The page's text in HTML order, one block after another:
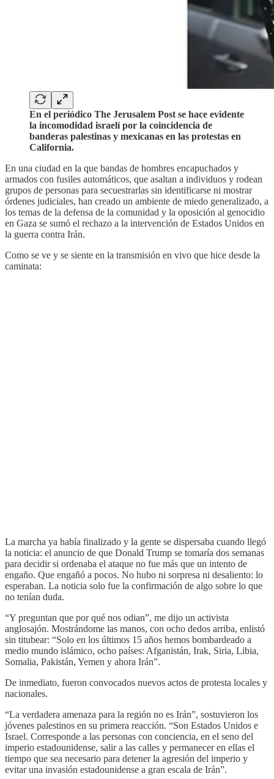
En el periódico The Jerusalem Post se hace evidente
la incomodidad israelí por la coincidencia de
banderas palestinas y mexicanas en las protestas en
California.
En una ciudad en la que bandas de hombres encapuchados y
armados con fusiles automáticos, que asaltan a individuos y rodean
grupos de personas para secuestrarlas sin identificarse ni mostrar
órdenes judiciales, han creado un ambiente de miedo generalizado, a
los temas de la defensa de la comunidad y la oposición al genocidio
en Gaza se sumó el rechazo a la intervención de Estados Unidos en
la guerra contra Irán.
Como se ve y se siente en la transmisión en vivo que hice desde la
caminata:
La marcha ya había finalizado y la gente se dispersaba cuando llegó
la noticia: el anuncio de que Donald Trump se tomaría dos semanas
para decidir si ordenaba el ataque no fue más que un intento de
engaño. Que engañó a pocos. No hubo ni sorpresa ni desaliento: lo
esperaban. La noticia solo fue la confirmación de algo sobre lo que
no tenían duda.
“Y preguntan que por qué nos odian”, me dijo un activista
anglosajón. Mostrándome las manos, con ocho dedos arriba, enlistó
sin titubear: “Solo en los últimos 15 años hemos bombardeado a
medio mundo islámico, ocho países: Afganistán, Irak, Siria, Libia,
Somalia, Pakistán, Yemen y ahora Irán”.
De inmediato, fueron convocados nuevos actos de protesta locales y
nacionales.
“La verdadera amenaza para la región no es Irán”, sostuvieron los
jóvenes palestinos en su primera reacción. “Son Estados Unidos e
Israel. Corresponde a las personas con conciencia, en el seno del
imperio estadounidense, salir a las calles y permanecer en ellas el
tiempo que sea necesario para detener la agresión del imperio y
evitar una invasión estadounidense a gran escala de Irán”.